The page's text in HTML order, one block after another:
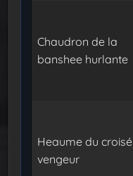
Chaudron de la
banshee hurlante
Heaume du croisé
vengeur